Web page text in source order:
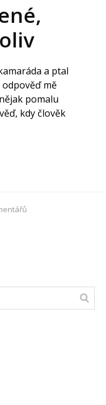
a ptal
odpověď mě
pomalu
kdy člověk